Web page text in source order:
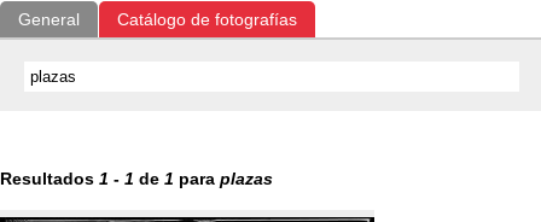
General Catálogo de fotografías
Resultados 1 - 1 de 1 para plazas